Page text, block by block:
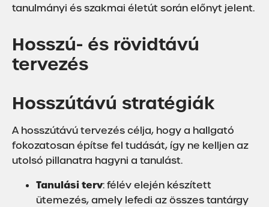
tanulmányi és szakmai életút során előnyt jelent.
Hosszú- és rövidtávú
tervezés
Hosszútávú stratégiák
A hosszútávú tervezés célja, hogy a hallgató
fokozatosan építse fel tudását, így ne kelljen az
utolsó pillanatra hagyni a tanulást.
Tanulási terv: félév elején készített
ütemezés, amely lefedi az összes tantárgy